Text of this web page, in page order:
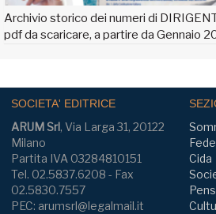
Archivio storico dei numeri di
pdf da scaricare, a partire da Gennaio
SOCIETA' EDITRICE
ARUM Srl, Via Larga 31, 20122
Milano
Partita IVA 03284810151
Tel. 02.5837.6208 - Fax
02.5830.7557
PEC: arumsrl@legalmail.it
Cida